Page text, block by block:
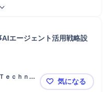
エージェント活用戦略設
ｅｃｈｎｏ
W【カスタ
気になる